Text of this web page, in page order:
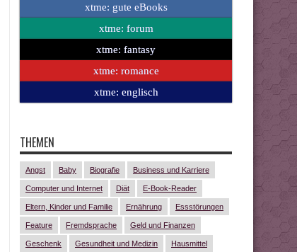
xtme: gute eBooks
xtme: forum
xtme: fantasy
xtme: romance
xtme: englisch
THEMEN
Angst Baby Biografie Business und Karriere
Computer und Internet Diät E-Book-Reader
Eltern, Kinder und Familie Ernährung Essstörungen
Feature Fremdsprache Geld und Finanzen
Geschenk Gesundheit und Medizin Hausmittel